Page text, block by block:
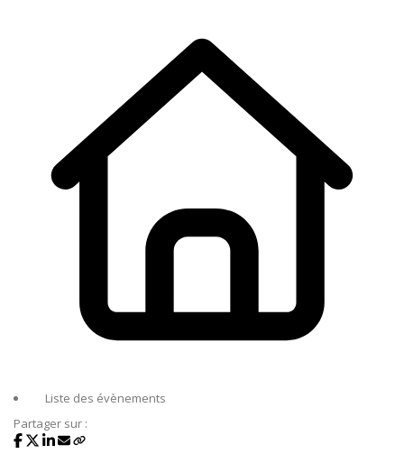
Liste des évènements
Partager sur :